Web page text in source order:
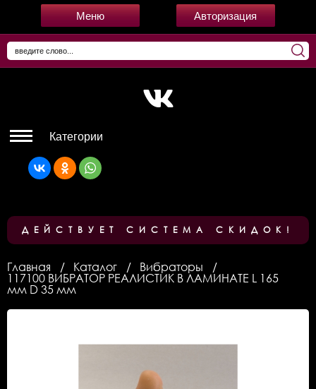
Меню Авторизация
Категории
ДЕЙСТВУЕТ СИСТЕМА СКИДОК!
Главная Каталог
Вибраторы
117100 ВИБРАТОР РЕАЛИСТИК В ЛАМИНАТЕ L 165
мм D 35 мм